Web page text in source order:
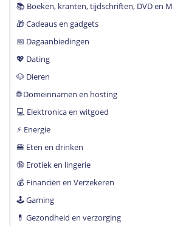
📚 Boeken, kranten, tijdschriften, DVD en
🎁 Cadeaus en gadgets
📅 Dagaanbiedingen
💖 Dating
🐶 Dieren
🌐 Domeinnamen en hosting
💻 Elektronica en witgoed
⚡️ Energie
🍔 Eten en drinken
🔞 Erotiek en lingerie
💰 Financiën en Verzekeren
🕹 Gaming
💊 Gezondheid en verzorging